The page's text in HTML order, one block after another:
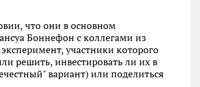
что они в основном
Боннефон с коллегами из
участники которого
решить, инвестировать ли их в
вариант) или поделиться